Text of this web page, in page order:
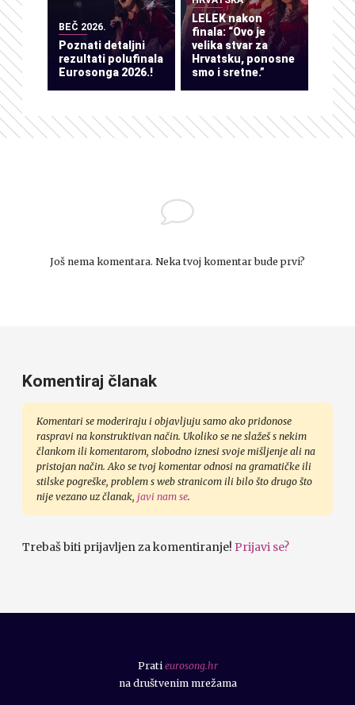
BEČ 2026.
Poznati detaljni
rezultati polufinala
Eurosonga 2026.!
LELEK nakon
finala: “Ovo je
velika stvar za
Hrvatsku, ponosne
smo i sretne.”
Još nema komentara. Neka tvoj komentar bude prvi?
Komentiraj članak
Komentari se moderiraju i objavljuju samo ako pridonose
raspravi na konstruktivan način. Ukoliko se ne slažeš s nekim
člankom ili komentarom, slobodno iznesi svoje mišljenje ali na
pristojan način. Ako se tvoj komentar odnosi na gramatičke ili
stilske pogreške, problem s web stranicom ili bilo što drugo što
nije vezano uz članak, javi nam se.
Trebaš biti prijavljen za komentiranje! Prijavi se?
Prati eurosong.hr
na društvenim mrežama